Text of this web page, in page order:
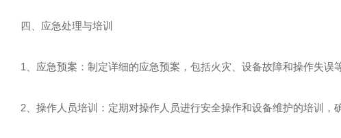
四、应急处理与培训
1、应急预案：制定详细的应急预案，包括火灾、设备故障和操作失误
2、操作人员培训：定期对操作人员进行安全操作和设备维护的培训，